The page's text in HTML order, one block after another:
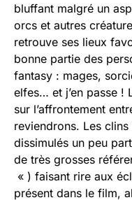
bluffant malgré un
orcs et autres
retrouve ses lieux
bonne partie des
fantasy : mages,
elfes… et j’en passe !
sur l’affrontement
reviendrons. Les
dissimulés un peu
de très grosses
« ) faisant rire aux
présent dans le film,